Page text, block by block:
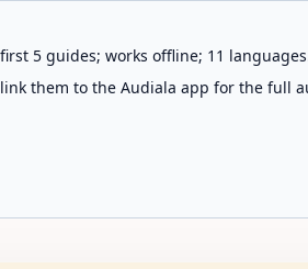
5 guides; works offline; 11
them to the Audiala app for the full